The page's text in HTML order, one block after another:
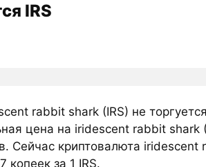
IRS
rabbit shark (IRS) не
цена на iridescent rabbit shark
Сейчас криптовалюта iridescent
за 1 IRS.